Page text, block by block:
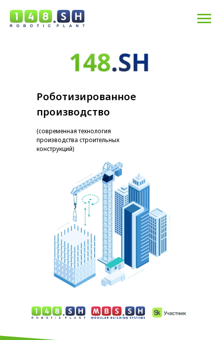
Роботизированное
производство
(современная технология
производства строительных
конструкций)